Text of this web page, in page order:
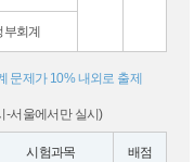
부회계
문제가 10% 내외로 출제
-서울에서만 실시)
시험과목 배점